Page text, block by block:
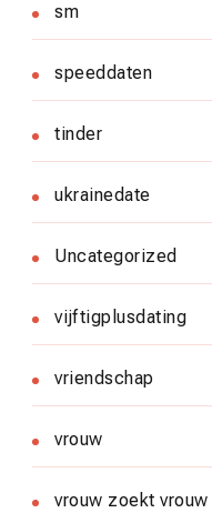
sm
speeddaten
tinder
ukrainedate
Uncategorized
vijftigplusdating
vriendschap
vrouw
vrouw zoekt vrouw